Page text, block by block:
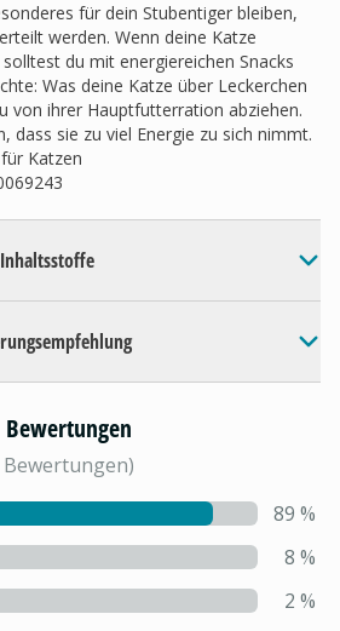
für dein Stubentiger bleiben,
werden. Wenn deine Katze
du mit energiereichen Snacks
Was deine Katze über Leckerchen
von ihrer Hauptfutterration abziehen.
dass sie zu viel Energie zu sich nimmt.
Katzen
Inhaltsstoffe
Bewertungen
Bewertungen)
89 %
8 %
2 %